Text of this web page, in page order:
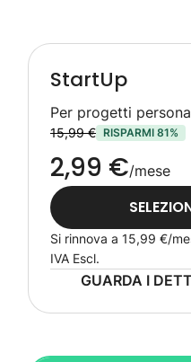
StartUp
Per progetti
15,99 € RISPARMI 81%
2,99 €/mese
Si rinnova a 15,99 €/
IVA Escl.
GUARDA I